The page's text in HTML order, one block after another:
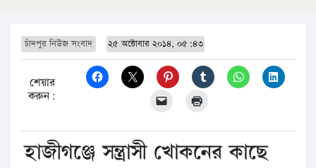
চাঁদপুর নিউজ সংবাদ ২৫ অক্টোবার ২০১৪, ০৫:৪৩
শেয়ার
করুন:
হাজীগঞ্জে সন্ত্রাসী খোকনের কাছে